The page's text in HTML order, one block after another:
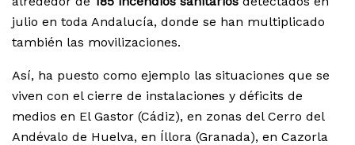
julio en toda Andalucía, donde se han multiplicado
también las movilizaciones.
Así, ha puesto como ejemplo las situaciones que se
viven con el cierre de instalaciones y déficits de
medios en El Gastor (Cádiz), en zonas del Cerro del
Andévalo de Huelva, en Íllora (Granada), en Cazorla